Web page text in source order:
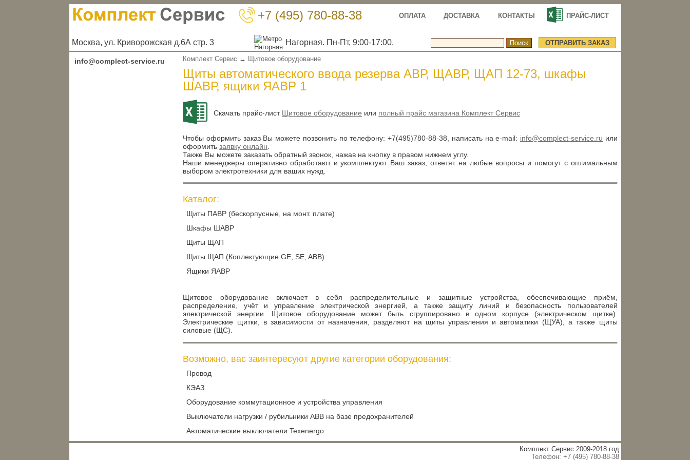
+7 (495) 780-88-38 ОПЛАТА ДОСТАВКА КОНТАКТЫ ПРАЙС-ЛИСТ
Москва, ул. Криворожская д.6А стр. 3 Нагорная. Пн-Пт, 9:00-17:00. ОТПРАВИТЬ ЗАКАЗ
info@complect-service.ru Комплект Сервис → Щитовое оборудование
Щиты автоматического ввода резерва АВР, ЩАВР, ЩАП 12-73, шкафы
ШАВР, ящики ЯАВР 1
Скачать прайс-лист Щитовое оборудование или полный прайс магазина Комплект Сервис
Чтобы оформить заказ Вы можете позвонить по телефону:+7(495)780-88-38 , написать на e-mail: info@complect-service.ru или
оформитьзаявку онлайн
Также Вы можете заказать обратный звонок, нажав на кнопку в правом нижнем углу.
Наши менеджеры оперативно обработают и укомплектуют Ваш заказ, ответят на любые вопросы и помогут с оптимальным
выбором электротехники для ваших нужд.
Каталог:
Щиты ПАВР (бескорпусные, на монт. плате)
Шкафы ШАВР
Щиты ЩАП
Щиты ЩАП (Коплектующие GE, SE, ABB)
Ящики ЯАВР
Щитовое оборудование включает в себя распределительные и защитные устройства, обеспечивающие приём,
распределение, учёт и управление электрической энергией, а также защиту линий и безопасность пользователей
электрической энергии. Щитовое оборудование может быть сгруппировано в одном корпусе (электрическом щитке).
Электрические щитки, в зависимости от назначения, разделяют на щиты управления и автоматики (ЩУА), а также щиты
силовые (ЩС).
Возможно, вас заинтересуют другие категории оборудования:
Провод
КЭАЗ
Оборудование коммутационное и устройства управления
Выключатели нагрузки / рубильники ABB на базе предохранителей
Автоматические выключатели Texenergo
Комплект Сервис 2009-2018 год
Телефон: +7 (495) 780-88-38